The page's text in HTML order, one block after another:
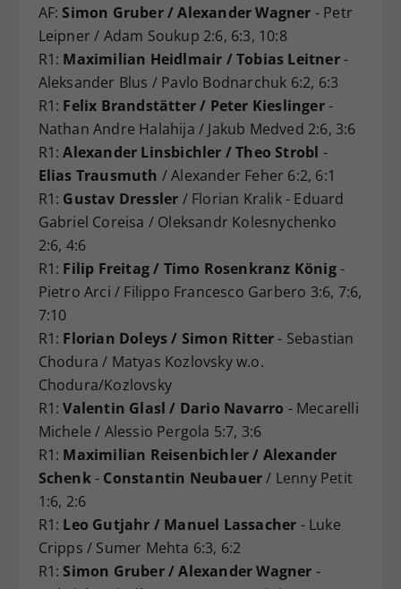
AF:Simon Gruber / Alexander Wagner - Petr
Leipner / Adam Soukup 2:6, 6:3, 10:8
R1: Maximilian Heidlmair / Tobias Leitner-
Aleksander Blus / Pavlo Bodnarchuk 6:2, 6:3
R1: Felix Brandstätter / Peter Kieslinger-
Nathan Andre Halahija / Jakub Medved 2:6, 3:6
R1:Alexander Linsbichler / Theo Strobl -
Elias Trausmuth / Alexander Feher 6:2, 6:1
R1: Gustav Dressler / Florian Kralik - Eduard
Gabriel Coreisa / Oleksandr Kolesnychenko
2:6, 4:6
R1: Filip Freitag / Timo Rosenkranz König-
Pietro Arci / Filippo Francesco Garbero 3:6, 7:6,
7:10
R1: Florian Doleys / Simon Ritter- Sebastian
Chodura / Matyas Kozlovsky w.o.
Chodura/Kozlovsky
R1:Valentin Glasl / Dario Navarro - Mecarelli
Michele / Alessio Pergola 5:7, 3:6
R1: Maximilian Reisenbichler / Alexander
Schenk- Constantin Neubauer/ Lenny Petit
1:6, 2:6
R1: Leo Gutjahr / Manuel Lassacher - Luke
Cripps / Sumer Mehta 6:3, 6:2
R1:Simon Gruber / Alexander Wagner -